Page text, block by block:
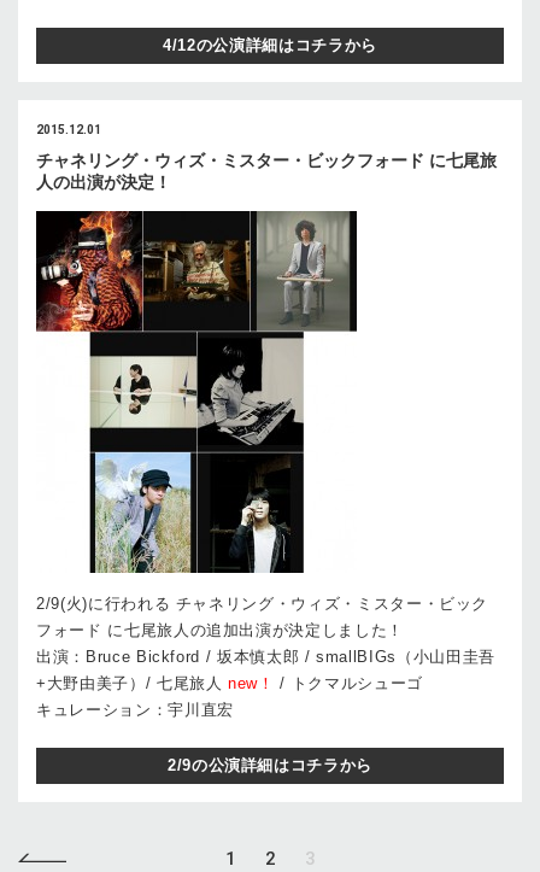
4/12の公演詳細はコチラから
2015.12.01
チャネリング・ウィズ・ミスター・ビックフォード に七尾旅
人の出演が決定！
2/9(火)に行われる チャネリング・ウィズ・ミスター・ビック
フォード に七尾旅人の追加出演が決定しました！
出演：Bruce Bickford / 坂本慎太郎 / smallBIGs（小山田圭吾
+大野由美子）/ 七尾旅人 new！
/ トクマルシューゴ
キュレーション：宇川直宏
2/9の公演詳細はコチラから
1 2 3